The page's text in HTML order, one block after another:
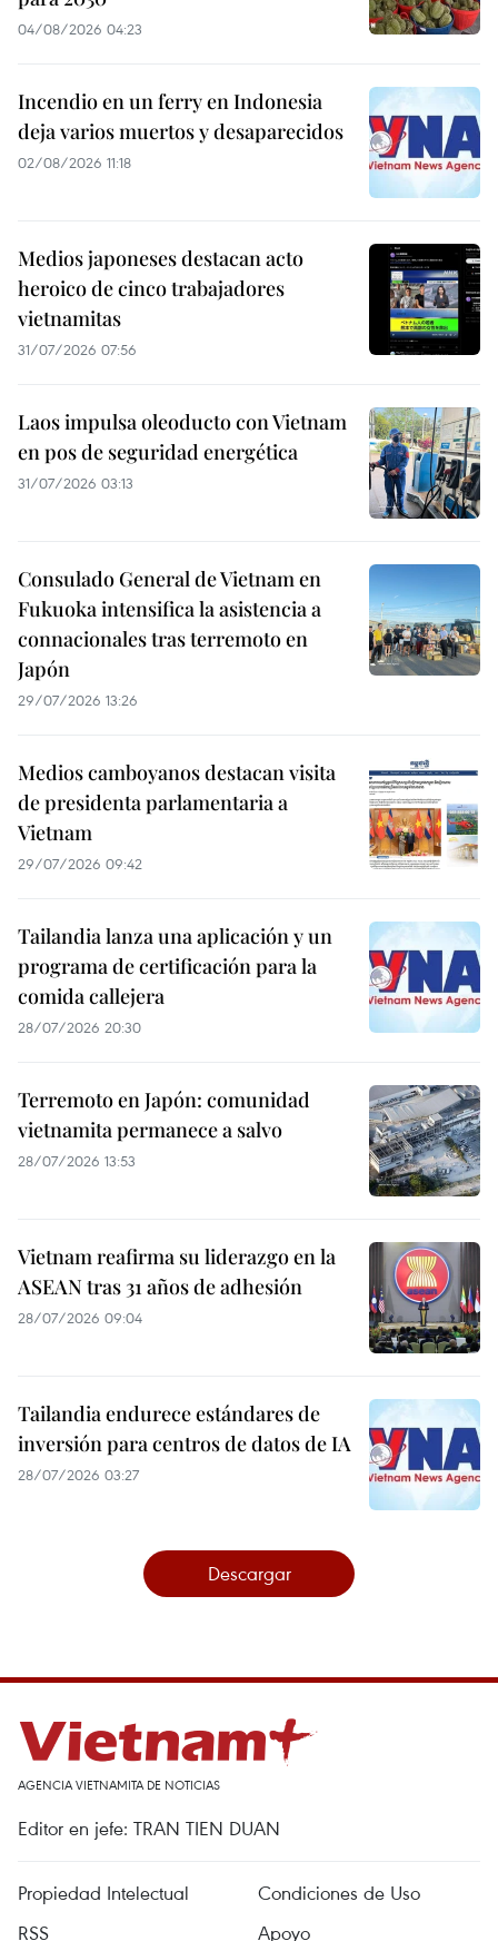
04/08/2026 04:23
Incendio en un ferry en Indonesia
deja varios muertos y desaparecidos
02/08/2026 11:18
Medios japoneses destacan acto
heroico de cinco trabajadores
vietnamitas
31/07/2026 07:56
Laos impulsa oleoducto con Vietnam
en pos de seguridad energética
31/07/2026 03:13
Consulado General de Vietnam en
Fukuoka intensifica la asistencia a
connacionales tras terremoto en
Japón
29/07/2026 13:26
Medios camboyanos destacan visita
de presidenta parlamentaria a
Vietnam
29/07/2026 09:42
Tailandia lanza una aplicación y un
programa de certificación para la
comida callejera
28/07/2026 20:30
Terremoto en Japón: comunidad
vietnamita permanece a salvo
28/07/2026 13:53
Vietnam reafirma su liderazgo en la
ASEAN tras 31 años de adhesión
28/07/2026 09:04
Tailandia endurece estándares de
inversión para centros de datos de IA
28/07/2026 03:27
Descargar
AGENCIA VIETNAMITA DE NOTICIAS
Editor en jefe: TRAN TIEN DUAN
Propiedad Intelectual
Condiciones de Uso
RSS
Apoyo